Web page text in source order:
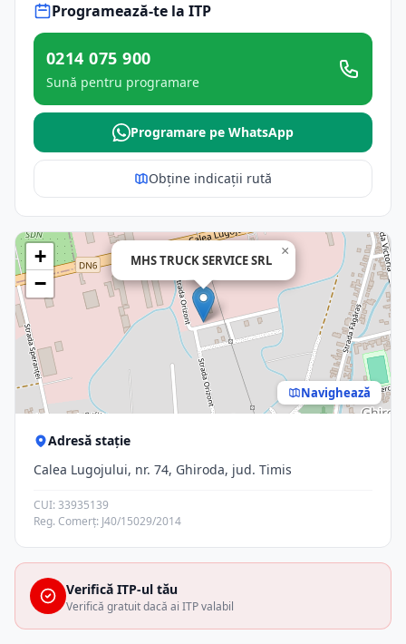
Programează-te la ITP
0214 075 900
Sună pentru programare
Programare pe WhatsApp
Obține indicații rută
MHS TRUCK SERVICE SRL
×
+
−
Navighează
Adresă stație
Calea Lugojului, nr. 74, Ghiroda, jud. Timis
CUI: 33935139
Reg. Comerț: J40/15029/2014
Verifică ITP-ul tău
Verifică gratuit dacă ai ITP valabil